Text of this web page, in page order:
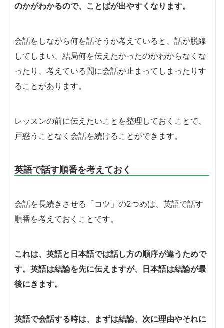
のかがわかるので、ことばが出やすくなります。
会話をしながら何を話そうか考えていると、話が脱線
してしまい、結局何を伝えたかったのかわからなくな
ったり、考えている間に会話が止まってしまったりす
ることがあります。
レッスンの前に伝えたいことを整理しておくことで、
戸惑うことなく会話を続けることができます。
英語で話す順番を考えておく
会話を長続きさせる「コツ」の2つめは、英語で話す
順番を考えておくことです。
これは、英語と日本語では話し方の順序が違うためで
す。英語は結論を先に伝えますが、日本語は結論が最
後にきます。
英語で会話する時は、まずは結論、次に理由やそれに